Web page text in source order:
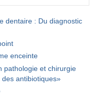
dentaire : Du diagnostic
enceinte
pathologie et chirurgie
antibiotiques»